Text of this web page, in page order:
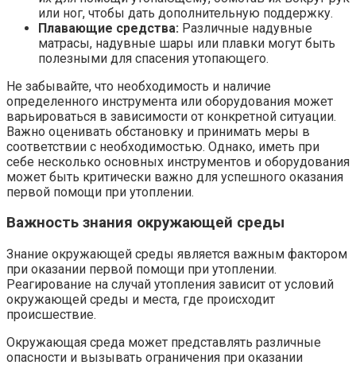
или ног, чтобы дать дополнительную поддержку.
Плавающие средства: Различные надувные
матрасы, надувные шары или плавки могут быть
полезными для спасения утопающего.
Не забывайте, что необходимость и наличие
определенного инструмента или оборудования может
варьироваться в зависимости от конкретной ситуации.
Важно оценивать обстановку и принимать меры в
соответствии с необходимостью. Однако, иметь при
себе несколько основных инструментов и оборудования
может быть критически важно для успешного оказания
первой помощи при утоплении.
Важность знания окружающей среды
Знание окружающей среды является важным фактором
при оказании первой помощи при утоплении.
Реагирование на случай утопления зависит от условий
окружающей среды и места, где происходит
происшествие.
Окружающая среда может представлять различные
опасности и вызывать ограничения при оказании